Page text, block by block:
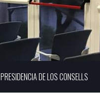
PRESIDENCIA DE LOS CONSELLS